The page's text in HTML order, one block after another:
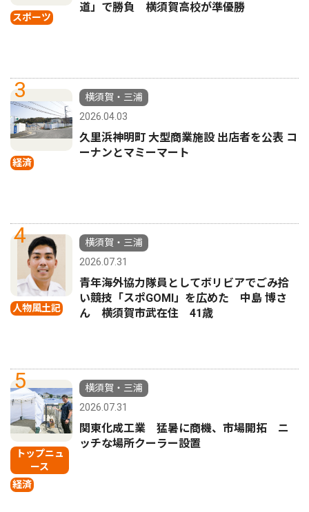
スポーツ
道」で勝負 横須賀高校が準優勝
3
経済
横須賀・三浦
2026.04.03
久里浜神明町 大型商業施設 出店者を公表 コ
ーナンとマミーマート
4
人物風土記
横須賀・三浦
2026.07.31
青年海外協力隊員としてボリビアでごみ拾
い競技「スポGOMI」を広めた 中島 博さ
ん 横須賀市武在住 41歳
5
トップニュ
ース
経済
横須賀・三浦
2026.07.31
関東化成工業 猛暑に商機、市場開拓 ニ
ッチな場所クーラー設置